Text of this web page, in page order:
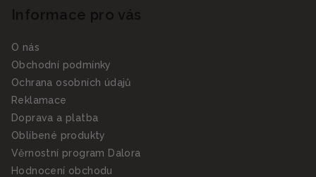
Informace pro vás
O nás
Obchodní podmínky
Ochrana osobních údajů
Reklamace
Doprava a platba
Oblíbené produkty
Věrnostní program Dalora
Hodnocení obchodu